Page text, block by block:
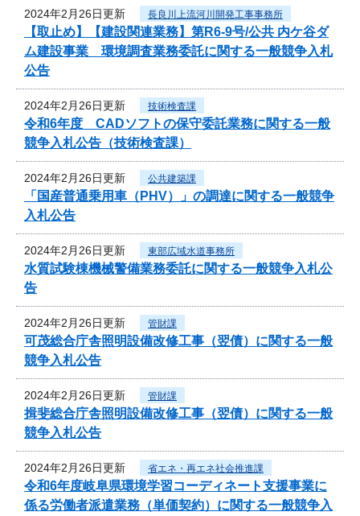
2024年2月26日更新 長良川上流河川開発工事事務所
【取止め】【建設関連業務】第R6-9号/公共 内ケ谷ダ
ム建設事業 環境調査業務委託に関する一般競争入札
公告
2024年2月26日更新 技術検査課
令和6年度 CADソフトの保守委託業務に関する一般
競争入札公告（技術検査課）
2024年2月26日更新 公共建築課
「国産普通乗用車（PHV）」の調達に関する一般競争
入札公告
2024年2月26日更新 東部広域水道事務所
水質試験棟機械警備業務委託に関する一般競争入札公
告
2024年2月26日更新 管財課
可茂総合庁舎照明設備改修工事（翌債）に関する一般
競争入札公告
2024年2月26日更新 管財課
揖斐総合庁舎照明設備改修工事（翌債）に関する一般
競争入札公告
2024年2月26日更新 省エネ・再エネ社会推進課
令和6年度岐阜県環境学習コーディネート支援事業に
係る労働者派遣業務（単価契約）に関する一般競争入